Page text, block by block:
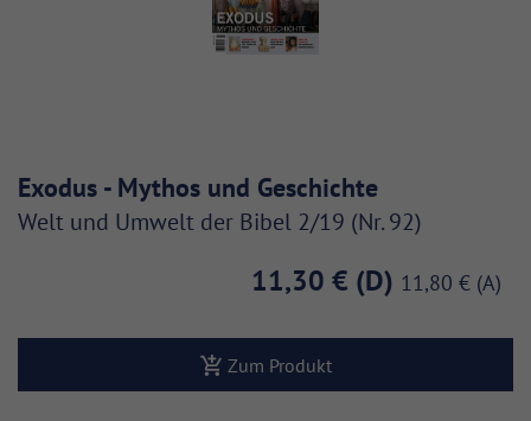
Exodus - Mythos und Geschichte
Welt und Umwelt der Bibel 2/19 (Nr. 92)
11,30 € 11,80 €
Zum Produkt